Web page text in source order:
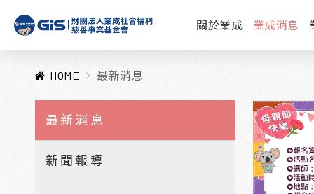
關於業成 業成消息
HOME 最新消息
最新消息
新聞報導